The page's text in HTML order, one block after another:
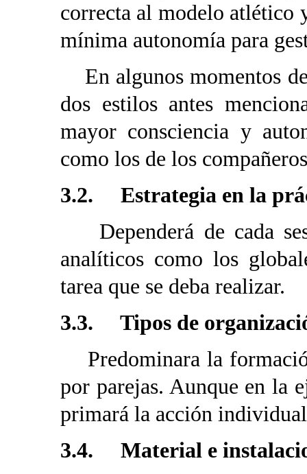
correcta al modelo atlético
mínima autonomía para
En algunos momentos
dos estilos antes
mayor consciencia y
como los de los
3.2. Estrategia en la
Dependerá de cada
analíticos como los
tarea que se deba realizar.
3.3. Tipos de
Predominara la
por parejas. Aunque en la
primará la acción
3.4. Material e